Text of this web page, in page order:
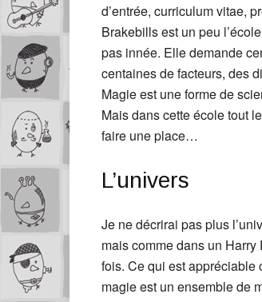
d’entrée, curriculum vitae,
Brakebills est un peu
pas innée. Elle demande
centaines de facteurs, des
Magie est une forme de
Mais dans cette école tout
faire une place…
L’univers
Je ne décrirai pas plus
mais comme dans un
fois. Ce qui est appréciable
magie est un ensemble de